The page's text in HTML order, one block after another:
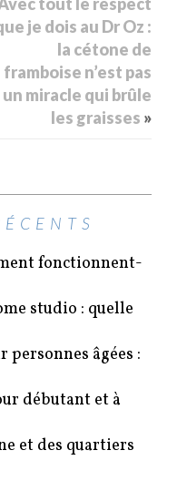
je dois au Dr Oz :
la cétone de
framboise n’est pas
un miracle qui brûle
les graisses »
fonctionnent-
studio : quelle
âgées :
débutant et à
et des quartiers